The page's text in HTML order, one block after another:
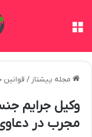
مجله پیشتاز /
وکیل جرایم
مجرب در